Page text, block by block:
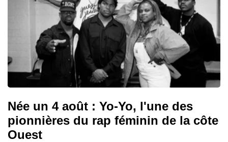
Née un 4 août : Yo-Yo, l'une des
pionnières du rap féminin de la côte
Ouest